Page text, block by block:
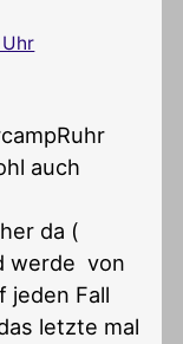
auch
da (
werde von
jeden Fall
letzte mal